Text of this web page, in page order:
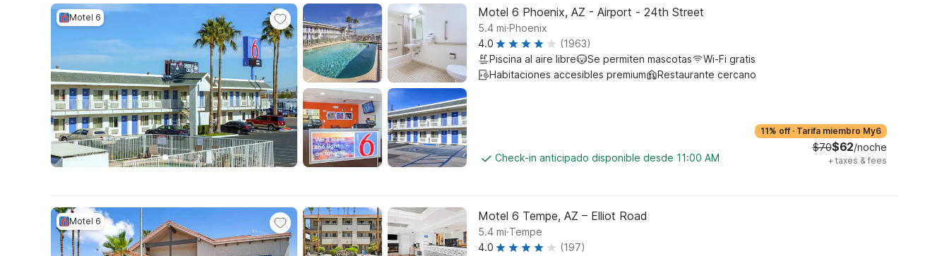
Motel 6 Motel 6 Phoenix, AZ - Airport - 24th Street
5.4 mi.Phoenix
4.0
(1963)
Piscina al aire libre
Se permiten mascotas
Wi-Fi gratis
Habitaciones accesibles premium
Restaurante cercano
Check-in anticipado disponible desde 11:00 AM
11% off · Tarifa miembro My6
$70$62/noche
+ taxes & fees
Motel 6 Motel 6 Tempe, AZ – Elliot Road
5.4 mi.Tempe
4.0
(197)